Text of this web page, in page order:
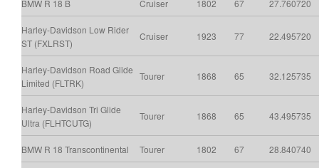
BMW R 18 B Cruiser 1802 67 27.760720
Harley-Davidson Low Rider
ST (FXLRST)
Cruiser 1923 77 22.495720
Harley-Davidson Road Glide
Limited (FLTRK)
Tourer 1868 65 32.125735
Harley-Davidson Tri Glide
Ultra (FLHTCUTG)
Tourer 1868 65 43.495735
BMW R 18 Transcontinental Tourer 1802 67 28.840740